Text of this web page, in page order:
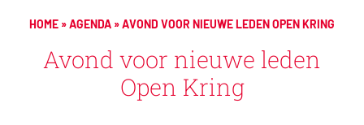
HOME »AGENDA »AVOND VOOR NIEUWE LEDEN OPEN KRING
Avond voor nieuwe leden
Open Kring